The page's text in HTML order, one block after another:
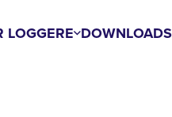
LOGGERE DOWNLOADS